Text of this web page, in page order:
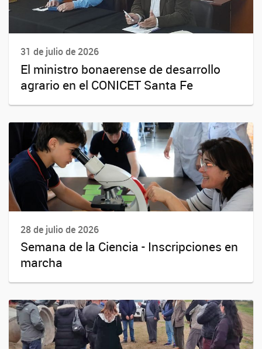
31 de julio de 2026
El ministro bonaerense de desarrollo
agrario en el CONICET Santa Fe
28 de julio de 2026
Semana de la Ciencia - Inscripciones en
marcha